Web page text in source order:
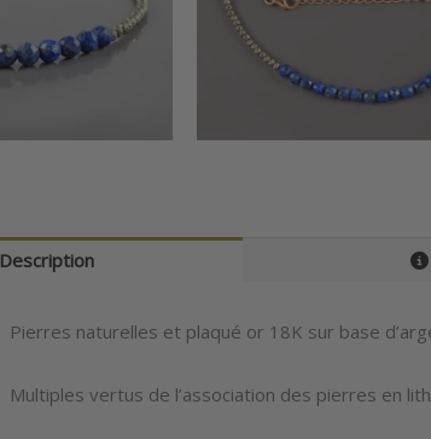
Description
Pierres naturelles et plaqué or 18K sur base
Multiples vertus de l’association des pierres en